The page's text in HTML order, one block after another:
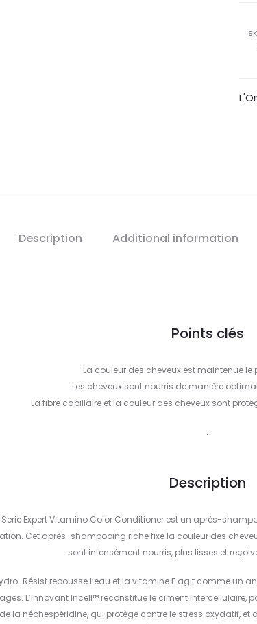
Description Additional information
Points clés
La couleur des cheveux est maintenue
Les cheveux sont nourris de manière
La fibre capillaire et la couleur des cheveux sont
.
Description
Serie Expert Vitamino Color Conditioner est un après-
Cet après-shampooing riche fixe la couleur des
sont intensément nourris, plus lisses et
Résist repousse l’eau et la vitamine E agit comme un
L’innovant Incell™ reconstitue le ciment intercellulaire,
la néohespéridine, qui protège contre le stress oxydatif, et